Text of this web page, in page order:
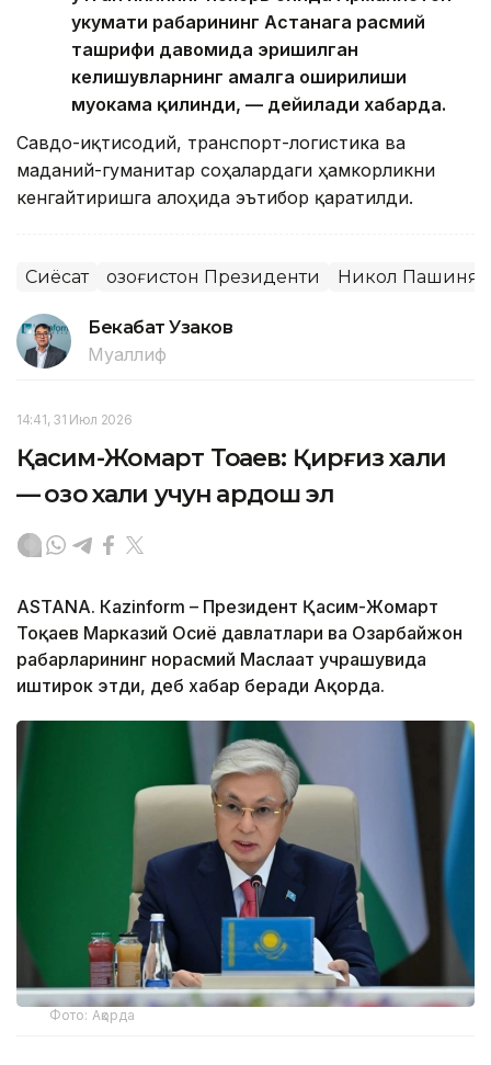
ҳукумати раҳбарининг Астанага расмий
ташрифи давомида эришилган
келишувларнинг амалга оширилиши
муҳокама қилинди, — дейилади хабарда.
Савдо-иқтисодий, транспорт-логистика ва
маданий-гуманитар соҳалардаги ҳамкорликни
кенгайтиришга алоҳида эътибор қаратилди.
Сиёсат Қозоғистон Президенти Никол Пашинян
Бекабат Узаков
Муаллиф
14:41, 31 Июл 2026
Қасим-Жомарт Тоқаев: Қирғиз халқи
— қозоқ халқи учун қардош эл
ASTANА. Кazinform – Президент Қасим-Жомарт
Тоқаев Марказий Осиё давлатлари ва Озарбайжон
раҳбарларининг норасмий Маслаҳат учрашувида
иштирок этди, деб хабар беради Ақорда.
Фото: Ақорда